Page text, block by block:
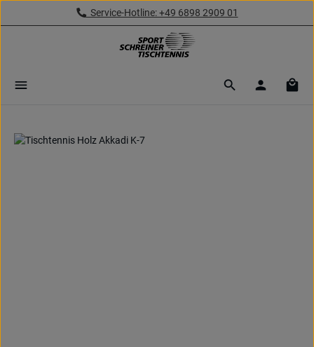
Zum Hauptinhalt springenService-Hotline: +49 6898 2909 01
Bildergalerie überspringen